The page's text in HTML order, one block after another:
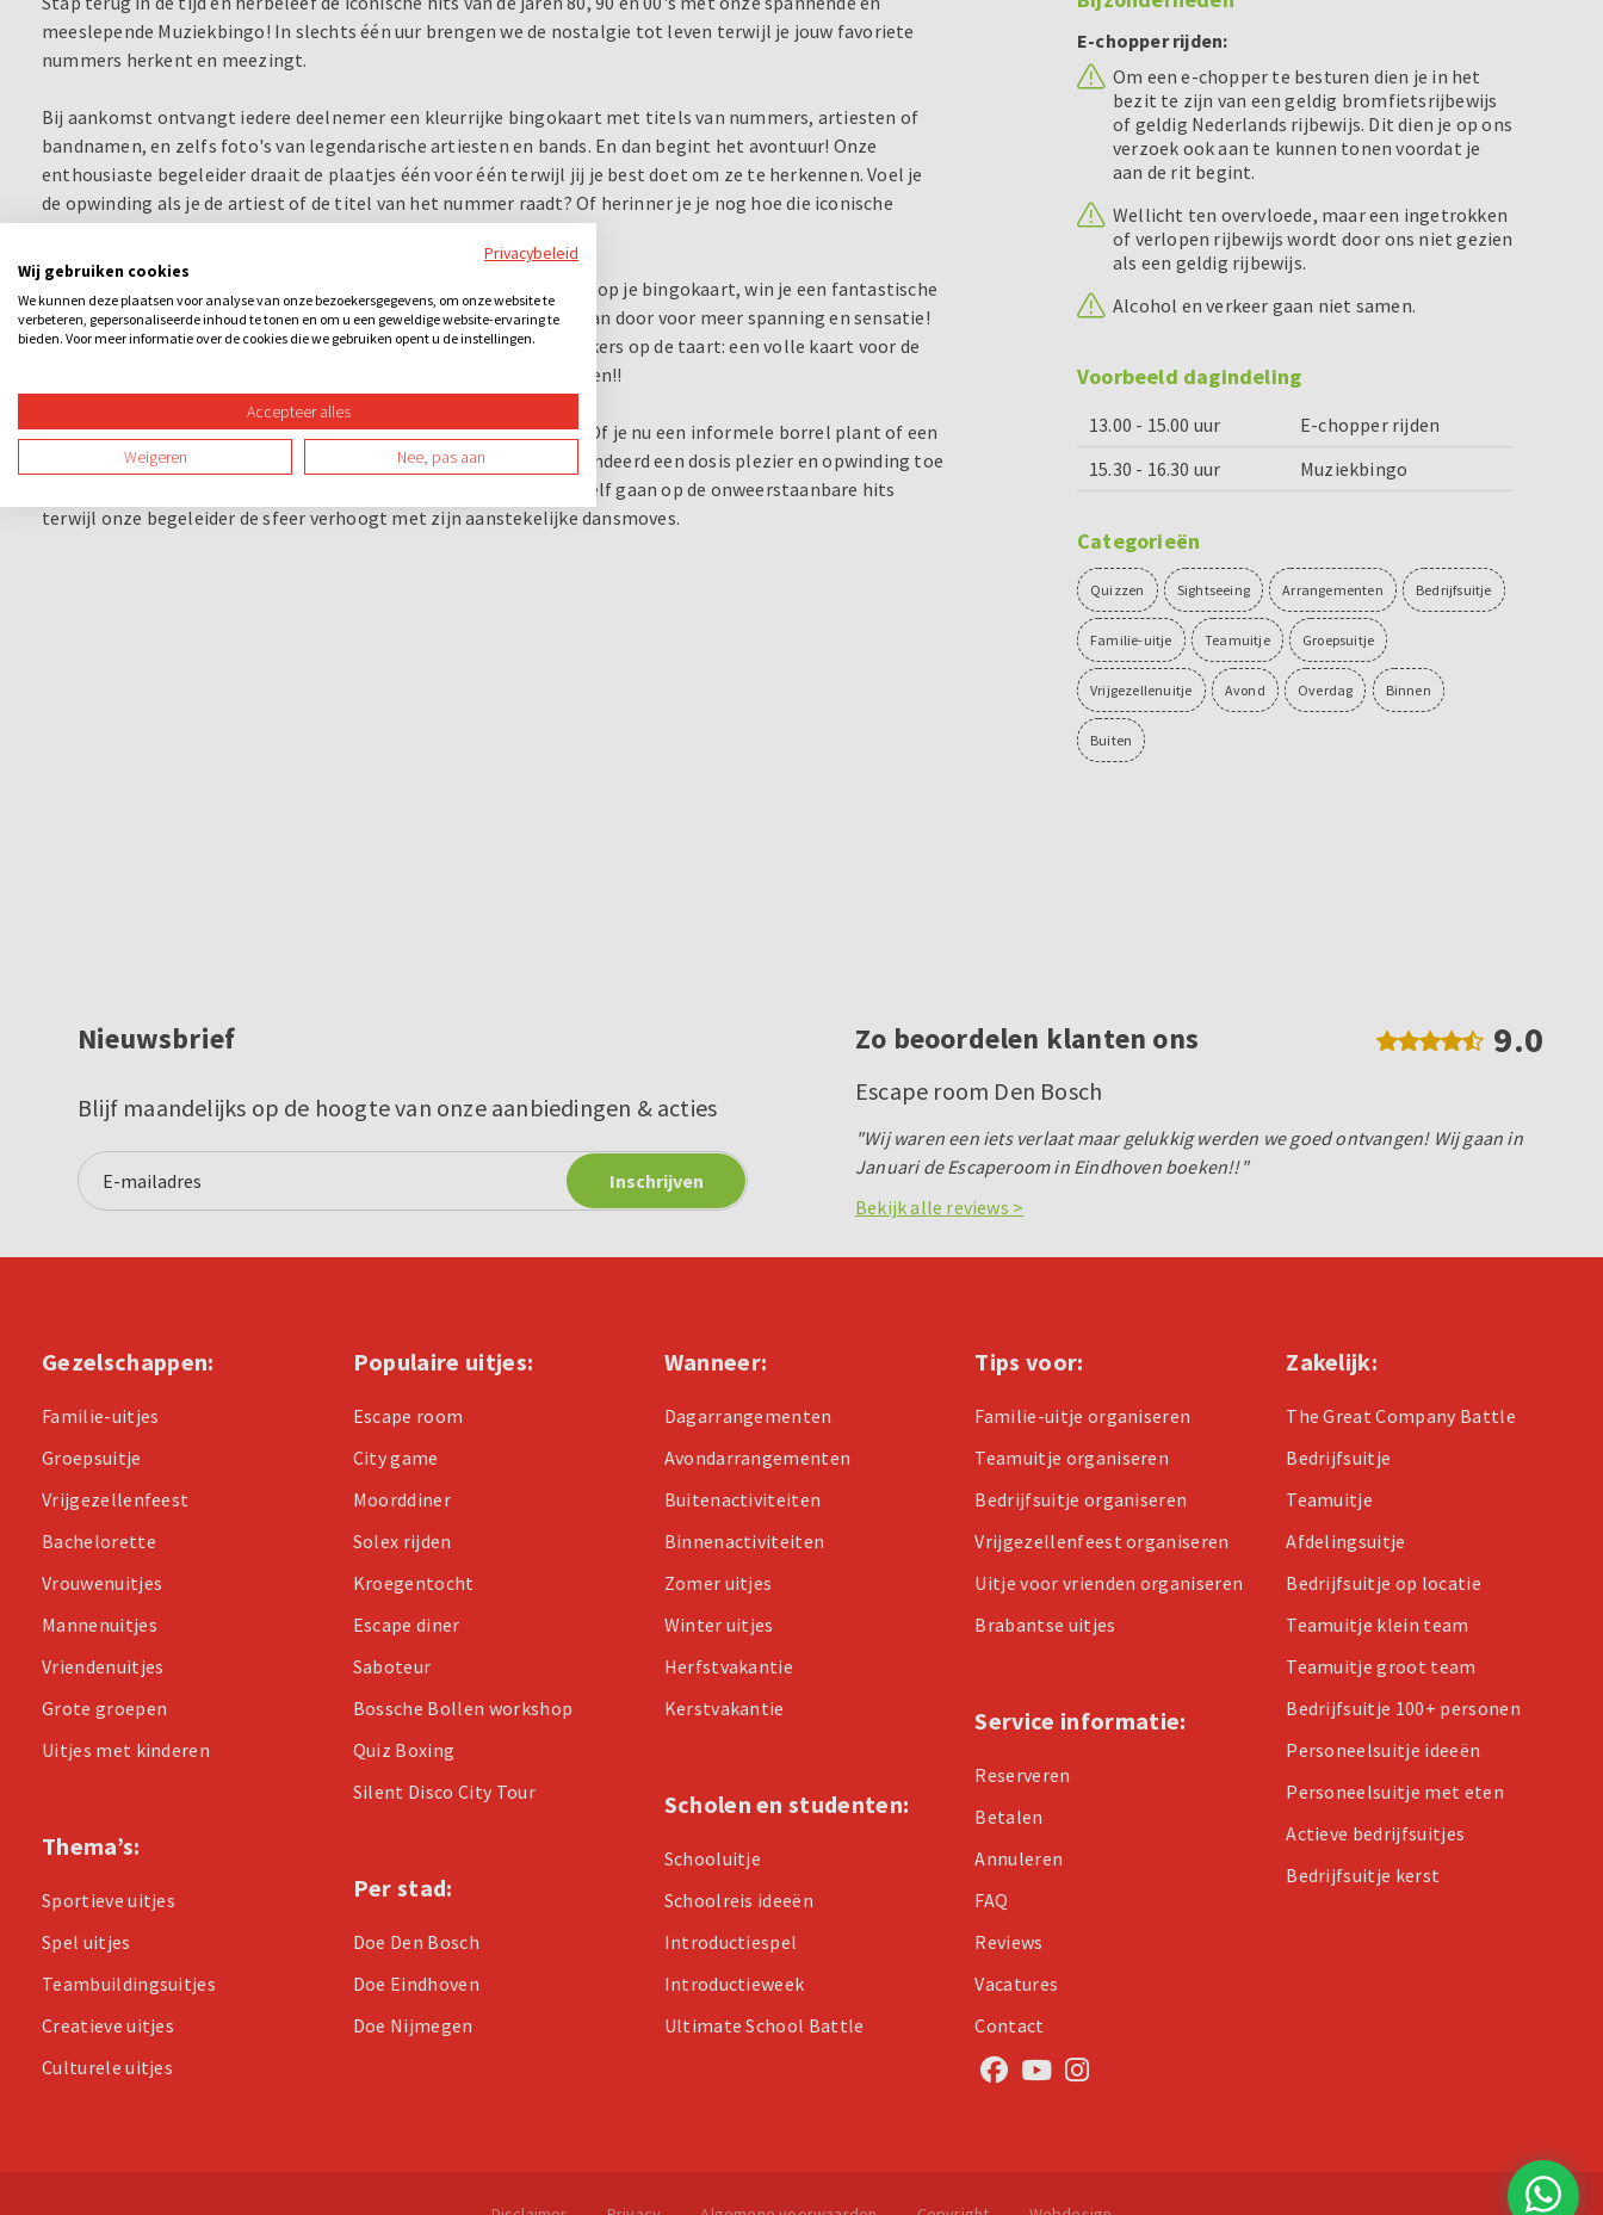
meeslepende Muziekbingo! In slechts één uur brengen we de nostalgie tot leven terwijl je jouw favoriete
nummers herkent en meezingt.
Bij aankomst ontvangt iedere deelnemer een kleurrijke bingokaart met titels van nummers, artiesten of
bandnamen, en zelfs foto's van legendarische artiesten en bands. En dan begint het avontuur! Onze
enthousiaste begeleider draait de plaatjes één voor één terwijl jij je best doet om ze te herkennen. Voel je
de opwinding als je de artiest of de titel van het nummer raadt? Of herinner je je nog hoe die iconische
artiest eruitzag?
Maar dat is nog niet alles! Wanneer je een horizontale lijn afkruist op je bingokaart, win je een fantastische
prijs, speciaal verzorgd door ons team bij DoeNederland. En we gaan door voor meer spanning en sensatie!
Kruis twee lijnen af en win een nog grotere prijs. En natuurlijk, de kers op de taart: een volle kaart voor de
grandioze hoofdprijs! Maar……heb je een valse bingo? Liedje zingen!!
Deze unieke activiteit is perfect voor elk moment van samenzijn. Of je nu een informele borrel plant of een
diner wilt afsluiten met een knal, onze Muziekbingo voegt gegarandeerd een dosis plezier en opwinding toe
aan je avond. En het beste van alles? Dansen is gratis! Dus laat jezelf gaan op de onweerstaanbare hits
terwijl onze begeleider de sfeer verhoogt met zijn aanstekelijke dansmoves.
E-chopper rijden:
Om een e-chopper te besturen dien je in het
bezit te zijn van een geldig bromfietsrijbewijs
of geldig Nederlands rijbewijs. Dit dien je op ons
verzoek ook aan te kunnen tonen voordat je
aan de rit begint.
Wellicht ten overvloede, maar een ingetrokken
of verlopen rijbewijs wordt door ons niet gezien
als een geldig rijbewijs.
Alcohol en verkeer gaan niet samen.
Voorbeeld dagindeling
13.00 - 15.00 uur
E-chopper rijden
15.30 - 16.30 uur
Muziekbingo
Categorieën
Quizzen Sightseeing Arrangementen Bedrijfsuitje
Familie-uitje Teamuitje Groepsuitje
Vrijgezellenuitje Avond Overdag Binnen
Buiten
Nieuwsbrief
Blijf maandelijks op de hoogte van onze aanbiedingen & acties
Zo beoordelen klanten ons 9.0
Escape room Den Bosch
"Wij waren een iets verlaat maar gelukkig werden we goed ontvangen! Wij gaan in
Januari de Escaperoom in Eindhoven boeken!!"
Bekijk alle reviews >
Gezelschappen:
Familie-uitjes
Groepsuitje
Vrijgezellenfeest
Bachelorette
Vrouwenuitjes
Mannenuitjes
Vriendenuitjes
Grote groepen
Uitjes met kinderen
Thema’s:
Sportieve uitjes
Spel uitjes
Teambuildingsuitjes
Creatieve uitjes
Culturele uitjes
Populaire uitjes:
Escape room
City game
Moorddiner
Solex rijden
Kroegentocht
Escape diner
Saboteur
Bossche Bollen workshop
Quiz Boxing
Silent Disco City Tour
Per stad:
Doe Den Bosch
Doe Eindhoven
Doe Nijmegen
Wanneer:
Dagarrangementen
Avondarrangementen
Buitenactiviteiten
Binnenactiviteiten
Zomer uitjes
Winter uitjes
Herfstvakantie
Kerstvakantie
Scholen en studenten:
Schooluitje
Schoolreis ideeën
Introductiespel
Introductieweek
Ultimate School Battle
Tips voor:
Familie-uitje organiseren
Teamuitje organiseren
Bedrijfsuitje organiseren
Vrijgezellenfeest organiseren
Uitje voor vrienden organiseren
Brabantse uitjes
Service informatie:
Reserveren
Betalen
Annuleren
FAQ
Reviews
Vacatures
Contact
Zakelijk:
The Great Company Battle
Bedrijfsuitje
Teamuitje
Afdelingsuitje
Bedrijfsuitje op locatie
Teamuitje klein team
Teamuitje groot team
Bedrijfsuitje 100+ personen
Personeelsuitje ideeën
Personeelsuitje met eten
Actieve bedrijfsuitjes
Bedrijfsuitje kerst
Privacybeleid
Wij gebruiken cookies
We kunnen deze plaatsen voor analyse van onze bezoekersgegevens, om onze website te
verbeteren, gepersonaliseerde inhoud te tonen en om u een geweldige website-ervaring te
bieden. Voor meer informatie over de cookies die we gebruiken opent u de instellingen.
Accepteer alles
Weigeren Nee, pas aan